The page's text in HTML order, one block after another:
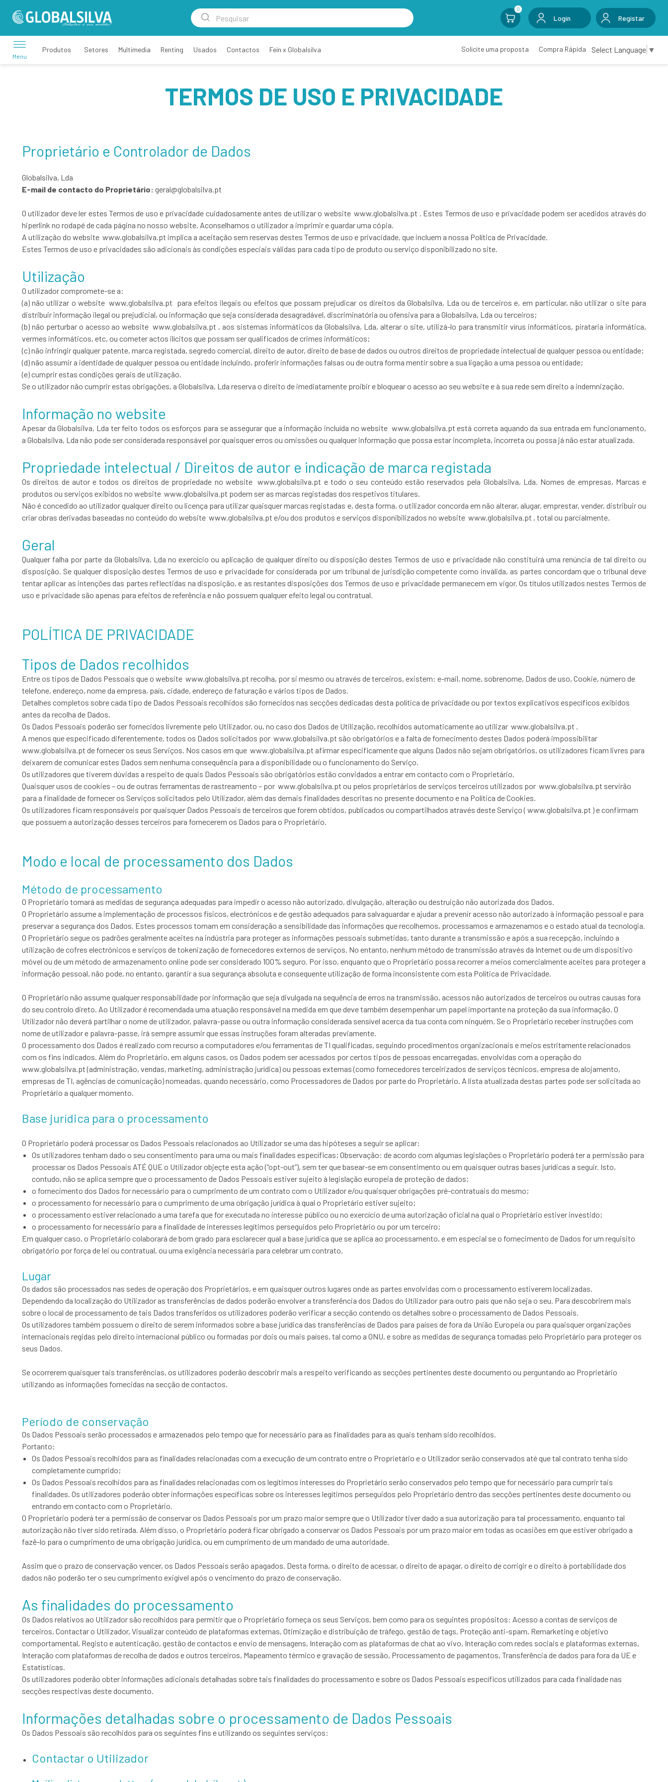
0
Login Registar
Menu
Produtos Setores Multimedia Renting Usados Contactos Fein x Globalsilva Solicite uma proposta Compra Rápida Select Language ▼
TERMOS DE USO E PRIVACIDADE
Proprietário e Controlador de Dados
Globalsilva, Lda
E-mail de contacto do Proprietário: geral@globalsilva.pt
O utilizador deve ler estes Termos de uso e privacidade cuidadosamente antes de utilizar o website www.globalsilva.pt . Estes Termos de uso e privacidade podem ser acedidos através do
hiperlink no rodapé de cada página no nosso website. Aconselhamos o utilizador a imprimir e guardar uma cópia.
A utilização do website www.globalsilva.pt implica a aceitação sem reservas destes Termos de uso e privacidade, que incluem a nossa Política de Privacidade.
Estes Termos de uso e privacidades são adicionais às condições especiais válidas para cada tipo de produto ou serviço disponibilizado no site.
Utilização
O utilizador compromete-se a:
(a) não utilizar o website www.globalsilva.pt para efeitos ilegais ou efeitos que possam prejudicar os direitos da Globalsilva, Lda ou de terceiros e, em particular, não utilizar o site para
distribuir informação ilegal ou prejudicial, ou informação que seja considerada desagradável, discriminatória ou ofensiva para a Globalsilva, Lda ou terceiros;
(b) não perturbar o acesso ao website www.globalsilva.pt , aos sistemas informáticos da Globalsilva, Lda, alterar o site, utilizá-lo para transmitir vírus informáticos, pirataria informática,
vermes informáticos, etc, ou cometer actos ilícitos que possam ser qualificados de crimes informáticos;
(c) não infringir qualquer patente, marca registada, segredo comercial, direito de autor, direito de base de dados ou outros direitos de propriedade intelectual de qualquer pessoa ou entidade;
(d) não assumir a identidade de qualquer pessoa ou entidade incluindo, proferir informações falsas ou de outra forma mentir sobre a sua ligação a uma pessoa ou entidade;
(e) cumprir estas condições gerais de utilização.
Se o utilizador não cumprir estas obrigações, a Globalsilva, Lda reserva o direito de imediatamente proibir e bloquear o acesso ao seu website e à sua rede sem direito a indemnização.
Informação no website
Apesar da Globalsilva, Lda ter feito todos os esforços para se assegurar que a informação incluída no website www.globalsilva.pt está correta aquando da sua entrada em funcionamento,
a Globalsilva, Lda não pode ser considerada responsável por quaisquer erros ou omissões ou qualquer informação que possa estar incompleta, incorreta ou possa já não estar atualizada.
Propriedade intelectual / Direitos de autor e indicação de marca registada
Os direitos de autor e todos os direitos de propriedade no website www.globalsilva.pt e todo o seu conteúdo estão reservados pela Globalsilva, Lda. Nomes de empresas, Marcas e
produtos ou serviços exibidos no website www.globalsilva.pt podem ser as marcas registadas dos respetivos titulares.
Não é concedido ao utilizador qualquer direito ou licença para utilizar quaisquer marcas registadas e, desta forma, o utilizador concorda em não alterar, alugar, emprestar, vender, distribuir ou
criar obras derivadas baseadas no conteúdo do website www.globalsilva.pt e/ou dos produtos e serviços disponibilizados no website www.globalsilva.pt , total ou parcialmente.
Geral
Qualquer falha por parte da Globalsilva, Lda no exercício ou aplicação de qualquer direito ou disposição destes Termos de uso e privacidade não constituirá uma renúncia de tal direito ou
disposição. Se qualquer disposição destes Termos de uso e privacidade for considerada por um tribunal de jurisdição competente como inválida, as partes concordam que o tribunal deve
tentar aplicar as intenções das partes reflectidas na disposição, e as restantes disposições dos Termos de uso e privacidade permanecem em vigor. Os títulos utilizados nestes Termos de
uso e privacidade são apenas para efeitos de referência e não possuem qualquer efeito legal ou contratual.
POLÍTICA DE PRIVACIDADE
Tipos de Dados recolhidos
Entre os tipos de Dados Pessoais que o website www.globalsilva.pt recolha, por si mesmo ou através de terceiros, existem: e-mail, nome, sobrenome, Dados de uso, Cookie, número de
telefone, endereço, nome da empresa, país, cidade, endereço de faturação e vários tipos de Dados.
Detalhes completos sobre cada tipo de Dados Pessoais recolhidos são fornecidos nas secções dedicadas desta política de privacidade ou por textos explicativos específicos exibidos
antes da recolha de Dados.
Os Dados Pessoais poderão ser fornecidos livremente pelo Utilizador, ou, no caso dos Dados de Utilização, recolhidos automaticamente ao utilizar www.globalsilva.pt .
A menos que especificado diferentemente, todos os Dados solicitados por www.globalsilva.pt são obrigatórios e a falta de fornecimento destes Dados poderá impossibilitar
www.globalsilva.pt de fornecer os seus Serviços. Nos casos em que www.globalsilva.pt afirmar especificamente que alguns Dados não sejam obrigatórios, os utilizadores ficam livres para
deixarem de comunicar estes Dados sem nenhuma consequência para a disponibilidade ou o funcionamento do Serviço.
Os utilizadores que tiverem dúvidas a respeito de quais Dados Pessoais são obrigatórios estão convidados a entrar em contacto com o Proprietário.
Quaisquer usos de cookies – ou de outras ferramentas de rastreamento – por www.globalsilva.pt ou pelos proprietários de serviços terceiros utilizados por www.globalsilva.pt servirão
para a finalidade de fornecer os Serviços solicitados pelo Utilizador, além das demais finalidades descritas no presente documento e na Política de Cookies.
Os utilizadores ficam responsáveis por quaisquer Dados Pessoais de terceiros que forem obtidos, publicados ou compartilhados através deste Serviço ( www.globalsilva.pt ) e confirmam
que possuem a autorização desses terceiros para fornecerem os Dados para o Proprietário.
Modo e local de processamento dos Dados
Método de processamento
O Proprietário tomará as medidas de segurança adequadas para impedir o acesso não autorizado, divulgação, alteração ou destruição não autorizada dos Dados.
O Proprietário assume a implementação de processos físicos, electrónicos e de gestão adequados para salvaguardar e ajudar a prevenir acesso não autorizado à informação pessoal e para
preservar a segurança dos Dados. Estes processos tomam em consideração a sensibilidade das informações que recolhemos, processamos e armazenamos e o estado atual da tecnologia.
O Proprietário segue os padrões geralmente aceites na indústria para proteger as informações pessoais submetidas, tanto durante a transmissão e após a sua recepção, incluindo a
utilização de cofres electrónicos e serviços de tokenização de fornecedores externos de serviços. No entanto, nenhum método de transmissão através da Internet ou de um dispositivo
móvel ou de um método de armazenamento online pode ser considerado 100% seguro. Por isso, enquanto que o Proprietário possa recorrer a meios comercialmente aceites para proteger a
informação pessoal, não pode, no entanto, garantir a sua segurança absoluta e consequente utilização de forma inconsistente com esta Política de Privacidade.
O Proprietário não assume qualquer responsabilidade por informação que seja divulgada na sequência de erros na transmissão, acessos não autorizados de terceiros ou outras causas fora
do seu controlo direto. Ao Utilizador é recomendada uma atuação responsável na medida em que deve também desempenhar um papel importante na proteção da sua informação. O
Utilizador não deverá partilhar o nome de utilizador, palavra-passe ou outra informação considerada sensível acerca da tua conta com ninguém. Se o Proprietário receber instruções com
nome de utilizador e palavra-passe, irá sempre assumir que essas instruções foram alteradas previamente.
O processamento dos Dados é realizado com recurso a computadores e/ou ferramentas de TI qualificadas, seguindo procedimentos organizacionais e meios estritamente relacionados
com os fins indicados. Além do Proprietário, em alguns casos, os Dados podem ser acessados por certos tipos de pessoas encarregadas, envolvidas com a operação do
www.globalsilva.pt (administração, vendas, marketing, administração jurídica) ou pessoas externas (como fornecedores terceirizados de serviços técnicos, empresa de alojamento,
empresas de TI, agências de comunicação) nomeadas, quando necessário, como Processadores de Dados por parte do Proprietário. A lista atualizada destas partes pode ser solicitada ao
Proprietário a qualquer momento.
Base jurídica para o processamento
O Proprietário poderá processar os Dados Pessoais relacionados ao Utilizador se uma das hipóteses a seguir se aplicar:
Os utilizadores tenham dado o seu consentimento para uma ou mais finalidades específicas; Observação: de acordo com algumas legislações o Proprietário poderá ter a permissão para
processar os Dados Pessoais ATÉ QUE o Utilizador objeçte esta ação (“opt-out”), sem ter que basear-se em consentimento ou em quaisquer outras bases jurídicas a seguir. Isto,
contudo, não se aplica sempre que o processamento de Dados Pessoais estiver sujeito à legislação europeia de proteção de dados;
o fornecimento dos Dados for necessário para o cumprimento de um contrato com o Utilizador e/ou quaisquer obrigações pré-contratuais do mesmo;
o processamento for necessário para o cumprimento de uma obrigação jurídica à qual o Proprietário estiver sujeito;
o processamento estiver relacionado a uma tarefa que for executada no interesse público ou no exercício de uma autorização oficial na qual o Proprietário estiver investido;
o processamento for necessário para a finalidade de interesses legítimos perseguidos pelo Proprietário ou por um terceiro;
Em qualquer caso, o Proprietário colaborará de bom grado para esclarecer qual a base jurídica que se aplica ao processamento, e em especial se o fornecimento de Dados for um requisito
obrigatório por força de lei ou contratual, ou uma exigência necessária para celebrar um contrato.
Lugar
Os dados são processados nas sedes de operação dos Proprietários, e em quaisquer outros lugares onde as partes envolvidas com o processamento estiverem localizadas.
Dependendo da localização do Utilizador as transferências de dados poderão envolver a transferência dos Dados do Utilizador para outro país que não seja o seu. Para descobrirem mais
sobre o local de processamento de tais Dados transferidos os utilizadores poderão verificar a secção contendo os detalhes sobre o processamento de Dados Pessoais.
Os utilizadores também possuem o direito de serem informados sobre a base jurídica das transferências de Dados para países de fora da União Europeia ou para quaisquer organizações
internacionais regidas pelo direito internacional público ou formadas por dois ou mais países, tal como a ONU, e sobre as medidas de segurança tomadas pelo Proprietário para proteger os
seus Dados.
Se ocorrerem quaisquer tais transferências, os utilizadores poderão descobrir mais a respeito verificando as secções pertinentes deste documento ou perguntando ao Proprietário
utilizando as informações fornecidas na secção de contactos.
Período de conservação
Os Dados Pessoais serão processados e armazenados pelo tempo que for necessário para as finalidades para as quais tenham sido recolhidos.
Portanto:
Os Dados Pessoais recolhidos para as finalidades relacionadas com a execução de um contrato entre o Proprietário e o Utilizador serão conservados até que tal contrato tenha sido
completamente cumprido;
Os Dados Pessoais recolhidos para as finalidades relacionadas com os legítimos interesses do Proprietário serão conservados pelo tempo que for necessário para cumprir tais
finalidades. Os utilizadores poderão obter informações específicas sobre os interesses legítimos perseguidos pelo Proprietário dentro das secções pertinentes deste documento ou
entrando em contacto com o Proprietário.
O Proprietário poderá ter a permissão de conservar os Dados Pessoais por um prazo maior sempre que o Utilizador tiver dado a sua autorização para tal processamento, enquanto tal
autorização não tiver sido retirada. Além disso, o Proprietário poderá ficar obrigado a conservar os Dados Pessoais por um prazo maior em todas as ocasiões em que estiver obrigado a
fazê-lo para o cumprimento de uma obrigação jurídica, ou em cumprimento de um mandado de uma autoridade.
Assim que o prazo de conservação vencer, os Dados Pessoais serão apagados. Desta forma, o direito de acessar, o direito de apagar, o direito de corrigir e o direito à portabilidade dos
dados não poderão ter o seu cumprimento exigível após o vencimento do prazo de conservação.
As finalidades do processamento
Os Dados relativos ao Utilizador são recolhidos para permitir que o Proprietário forneça os seus Serviços, bem como para os seguintes propósitos: Acesso a contas de serviços de
terceiros, Contactar o Utilizador, Visualizar conteúdo de plataformas externas, Otimização e distribuição de tráfego, gestão de tags, Proteção anti-spam, Remarketing e objetivo
comportamental, Registo e autenticação, gestão de contactos e envio de mensagens, Interação com as plataformas de chat ao vivo, Interação com redes sociais e plataformas externas,
Interação com plataformas de recolha de dados e outros terceiros, Mapeamento térmico e gravação de sessão, Processamento de pagamentos, Transferência de dados para fora da UE e
Estatísticas.
Os utilizadores poderão obter informações adicionais detalhadas sobre tais finalidades do processamento e sobre os Dados Pessoais específicos utilizados para cada finalidade nas
secções respectivas deste documento.
Informações detalhadas sobre o processamento de Dados Pessoais
Os Dados Pessoais são recolhidos para os seguintes fins e utilizando os seguintes serviços:
Contactar o Utilizador